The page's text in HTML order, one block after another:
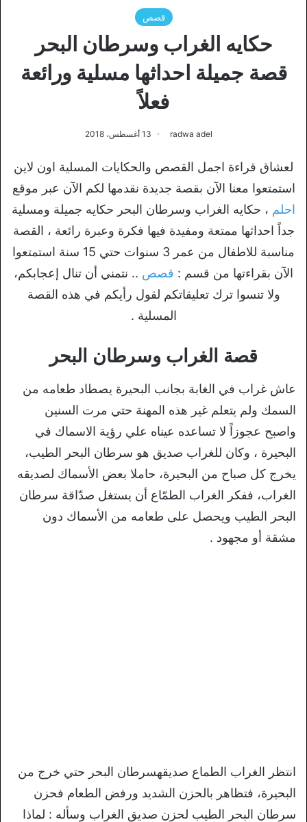
قصص
حكايه الغراب وسرطان البحر
قصة جميلة احداثها مسلية ورائعة
فعلاً
radwa adel 13 أغسطس، 2018
لعشاق قراءة اجمل القصص والحكايات المسلية اون لاين
استمتعوا معنا الآن بقصة جديدة نقدمها لكم الآن عبر موقع
احلم ، حكايه الغراب وسرطان البحر حكايه جميلة ومسلية
جداً احداثها ممتعة ومفيدة فيها فكرة وعبرة رائعة ، القصة
مناسبة للاطفال من عمر 3 سنوات حتي 15 سنة استمتعوا
الآن بقراءتها من قسم : قصص .. نتمني أن تنال إعجابكم،
ولا تنسوا ترك تعليقاتكم لقول رأيكم في هذه القصة
المسلية .
قصة الغراب وسرطان البحر
عاش غراب في الغابة بجانب البحيرة يصطاد طعامه من
السمك ولم يتعلم غير هذه المهنة حتي مرت السنين
واصبح عجوزاً لا تساعده عيناه علي رؤية الاسماك في
البحيرة ، وكان للغراب صديق هو سرطان البحر الطيب،
يخرج كل صباح من البحيرة، حاملا بعض الأسماك لصديقه
الغراب، ففكر الغراب الطمّاع أن يستغل صدّاقة سرطان
البحر الطيب ويحصل على طعامه من الأسماك دون
مشقة أو مجهود .
انتظر الغراب الطماع صديقهسرطان البحر حتي خرج من
البحيرة، فتظاهر بالحزن الشديد ورفض الطعام فحزن
سرطان البحر الطيب لحزن صديق الغراب وسأله : لماذا